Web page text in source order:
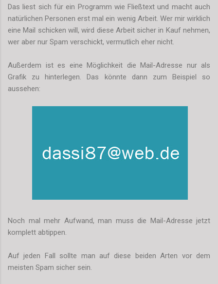
Das liest sich für ein Programm wie Fließtext und macht auch
natürlichen Personen erst mal ein wenig Arbeit. Wer mir wirklich
eine Mail schicken will, wird diese Arbeit sicher in Kauf nehmen,
wer aber nur Spam verschickt, vermutlich eher nicht.
Außerdem ist es eine Möglichkeit die Mail-Adresse nur als
Grafik zu hinterlegen. Das könnte dann zum Beispiel so
aussehen:
Noch mal mehr Aufwand, man muss die Mail-Adresse jetzt
komplett abtippen.
Auf jeden Fall sollte man auf diese beiden Arten vor dem
meisten Spam sicher sein.